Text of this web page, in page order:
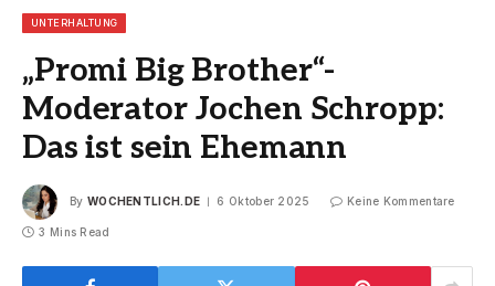
UNTERHALTUNG
„Promi Big Brother“-
Moderator Jochen Schropp:
Das ist sein Ehemann
By WOCHENTLICH.DE 6 Oktober 2025 Keine Kommentare
3 Mins Read